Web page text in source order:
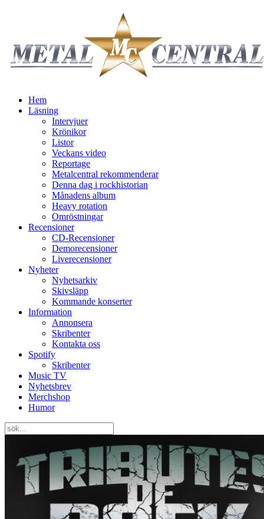
Hem
Läsning
Intervjuer
Krönikor
Listor
Veckans video
Reportage
Metalcentral rekommenderar
Denna dag i rockhistorian
Månadens album
Heavy rotation
Omröstningar
Recensioner
CD-Recensioner
Demorecensioner
Liverecensioner
Nyheter
Nyhetsarkiv
Skivsläpp
Kommande konserter
Information
Annonsera
Skribenter
Kontakta oss
Spotify
Skribenter
Music TV
Nyhetsbrev
Merchshop
Humor